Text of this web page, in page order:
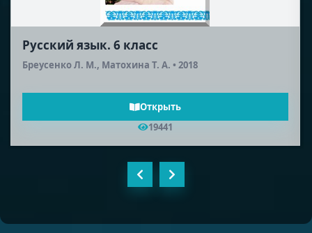
Русская литература (2-я половина XIX
века). 10 класс
Открыть
18583